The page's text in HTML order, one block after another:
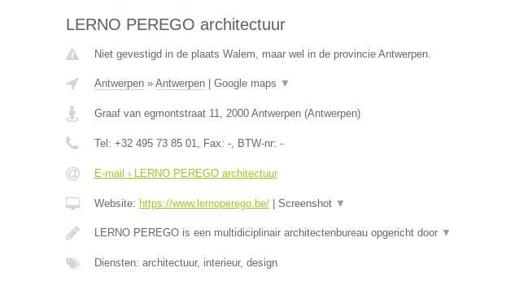
LERNO PEREGO architectuur
Niet gevestigd in de plaats Walem, maar wel in de provincie Antwerpen.
Antwerpen» Antwerpen| Google maps ▼
Graaf van egmontstraat 11, 2000 Antwerpen(Antwerpen)
Tel: +32 495 73 85 01, Fax: -, BTW-nr: -
E-mail › LERNO PEREGO architectuur
Website: https://www.lernoperego.be/| Screenshot ▼
LERNO PEREGO is een multidiciplinair architectenbureau opgericht door ▼
Diensten: architectuur, interieur, design